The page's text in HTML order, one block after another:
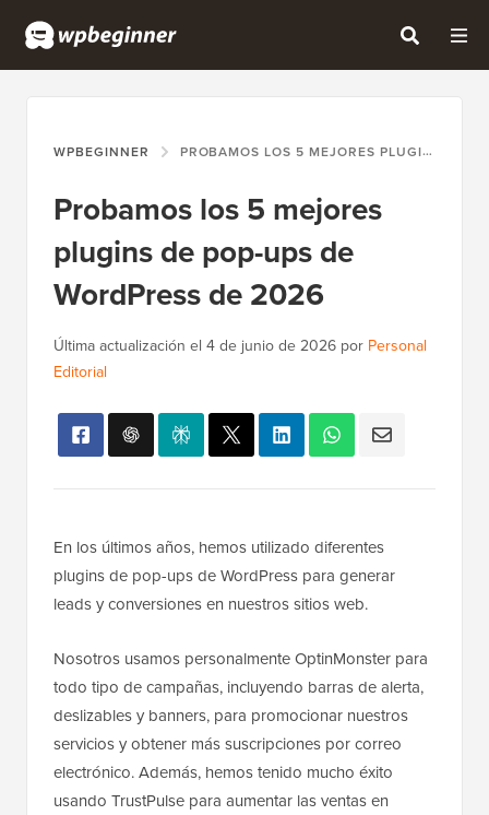
WPBEGINNER PROBAMOS LOS 5 MEJORES PLUGINS DE POP-UPS DE WORDPRESS DE 2026
Probamos los 5 mejores
plugins de pop-ups de
WordPress de 2026
Última actualización el 4 de junio de 2026 por Personal
Editorial
En los últimos años, hemos utilizado diferentes
plugins de pop-ups de WordPress para generar
leads y conversiones en nuestros sitios web.
Nosotros usamos personalmente OptinMonster para
todo tipo de campañas, incluyendo barras de alerta,
deslizables y banners, para promocionar nuestros
servicios y obtener más suscripciones por correo
electrónico. Además, hemos tenido mucho éxito
usando TrustPulse para aumentar las ventas en